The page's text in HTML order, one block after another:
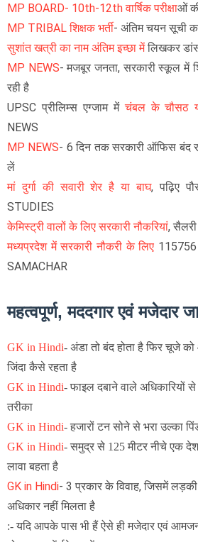
MP BOARD- 10th-12th वार्षिक परीक्षाओं
MP TRIBAL शिक्षक भर्ती- अंतिम चयन सूची
सुशांत खत्री का नाम अंतिम इच्छा मेंलिखकर
MP NEWS- मजबूर जनता, सरकारी स्कूल में
रही है
UPSC प्रीलिम्स एग्जाम मेंचंबल के चौसठ
NEWS
MP NEWS- 6 दिन तक सरकारी ऑफिस बंद
लें
मां दुर्गा की सवारी शेर है या बाघ, पढ़िए
STUDIES
केमिस्ट्री वालों के लिए सरकारी नौकरियां,
मध्यप्रदेश में सरकारी नौकरी के लिए
SAMACHAR
महत्वपूर्ण, मददगार एवं मजेदार
GK in Hindi- अंडा तो बंद होता है फिर चूजे
जिंदा कैसे रहता है
GK in Hindi- फाइल दबाने वाले अधिकारियों
तरीका
GK in Hindi- हजारों टन सोने से भरा उल्का
GK in Hindi- समुद्र से 125 मीटर नीचे एक
लावा बहता है
GK in Hindi- 3 प्रकार के विवाह, जिसमें लड़की
अधिकार नहीं मिलता है
:- यदि आपके पास भी हैं ऐसे ही मजेदार एवं